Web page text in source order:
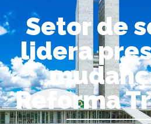
Setor de
lidera
Reforma